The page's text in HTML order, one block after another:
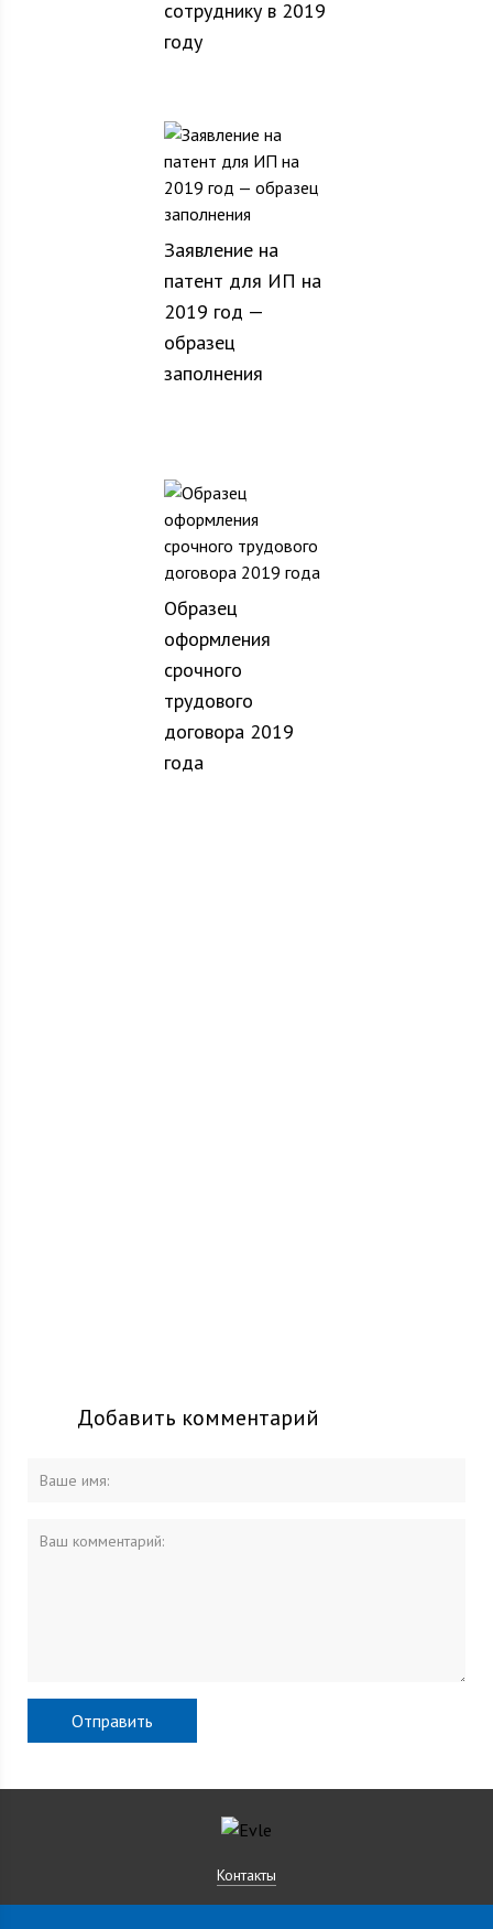
сотруднику в 2019
году
Заявление на
патент для ИП на
2019 год —
образец
заполнения
Образец
оформления
срочного
трудового
договора 2019
года
Добавить комментарий
Контакты